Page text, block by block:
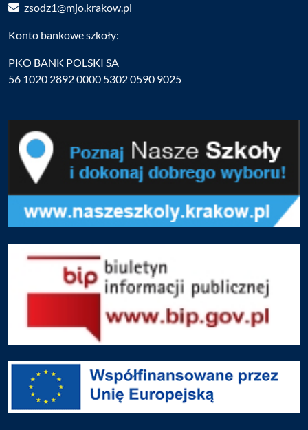
zsodz1@mjo.krakow.pl
Konto bankowe szkoły:
PKO BANK POLSKI SA
56 1020 2892 0000 5302 0590 9025